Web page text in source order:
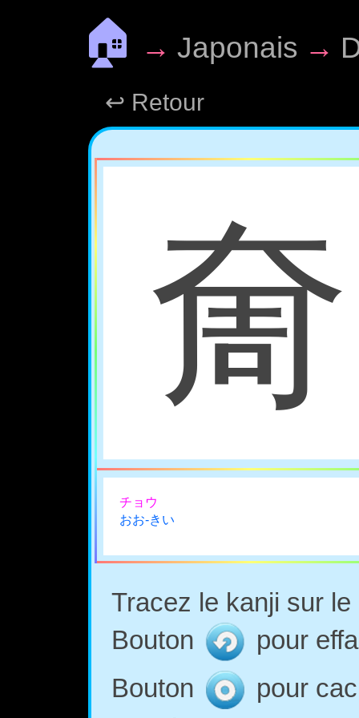
🏠 → Japonais →
↩ Retour
チョウ
おお-きい
Tracez le kanji sur
Bouton
pour
Bouton
pour